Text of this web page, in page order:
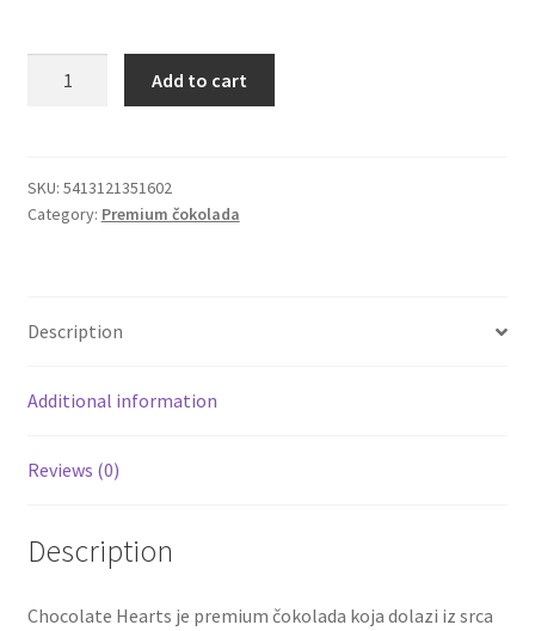
Igračke
Cvece
Destilati
Jack Daniel’s
Rakija
Poklon aranzmani izdvajamo
čokoladne
praline
Add to cart
SKU: 5413121351602
Category: Premium čokolada
Description
Additional information
Reviews (0)
Description
Chocolate Hearts je premium čokolada koja dolazi iz srca